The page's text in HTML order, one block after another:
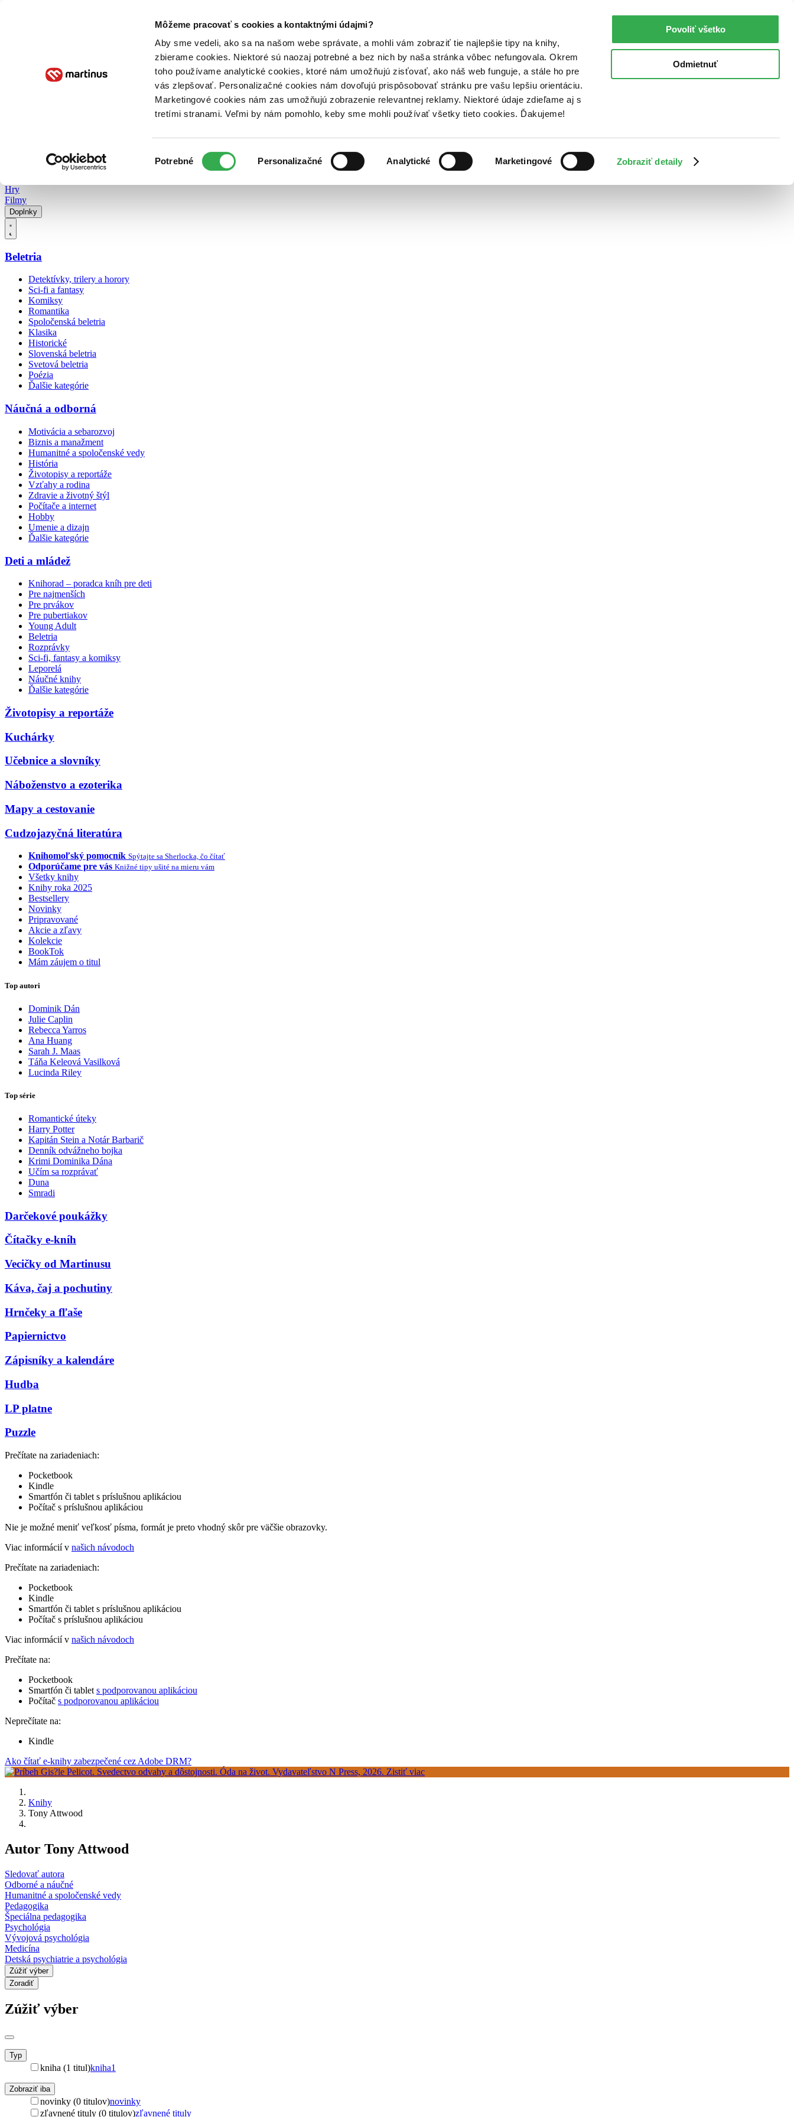
Môžeme pracovať s cookies a kontaktnými údajmi?
Aby sme vedeli, ako sa na našom webe správate, a mohli vám zobraziť tie najlepšie tipy na knihy,
zbierame cookies. Niektoré sú naozaj potrebné a bez nich by naša stránka vôbec nefungovala. Okrem
toho používame analytické cookies, ktoré nám umožňujú zisťovať, ako náš web funguje, a stále ho pre
vás zlepšovať. Personalizačné cookies nám dovoľujú prispôsobovať stránku pre vašu lepšiu orientáciu.
Marketingové cookies nám zas umožňujú zobrazenie relevantnej reklamy. Niektoré údaje zdieľame aj s
tretími stranami. Veľmi by nám pomohlo, keby sme mohli používať všetky tieto cookies. Ďakujeme!
súhlasu
Potrebné Personalizačné Analytické Marketingové Zobraziť detaily
Povoliť všetko
Odmietnuť
Poukážky Kontakt
Hry
Filmy
Doplnky
Beletria
Detektívky, trilery a horory
Sci-fi a fantasy
Komiksy
Romantika
Spoločenská beletria
Klasika
Historické
Slovenská beletria
Svetová beletria
Poézia
Ďalšie kategórie
Náučná a odborná
Motivácia a sebarozvoj
Biznis a manažment
Humanitné a spoločenské vedy
História
Životopisy a reportáže
Vzťahy a rodina
Zdravie a životný štýl
Počítače a internet
Hobby
Umenie a dizajn
Ďalšie kategórie
Deti a mládež
Knihorad – poradca kníh pre deti
Pre najmenších
Pre prvákov
Pre pubertiakov
Young Adult
Beletria
Rozprávky
Sci-fi, fantasy a komiksy
Leporelá
Náučné knihy
Ďalšie kategórie
Životopisy a reportáže
Kuchárky
Učebnice a slovníky
Náboženstvo a ezoterika
Mapy a cestovanie
Cudzojazyčná literatúra
Knihomoľský pomocník Spýtajte sa Sherlocka, čo čítať
Odporúčame pre vás Knižné tipy ušité na mieru vám
Všetky knihy
Knihy roka 2025
Bestsellery
Novinky
Pripravované
Akcie a zľavy
Kolekcie
BookTok
Mám záujem o titul
Top autori
Dominik Dán
Julie Caplin
Rebecca Yarros
Ana Huang
Sarah J. Maas
Táňa Keleová Vasilková
Lucinda Riley
Top série
Romantické úteky
Harry Potter
Kapitán Stein a Notár Barbarič
Denník odvážneho bojka
Krimi Dominika Dána
Učím sa rozprávať
Duna
Smradi
Darčekové poukážky
Čítačky e-kníh
Vecičky od Martinusu
Káva, čaj a pochutiny
Hrnčeky a fľaše
Papiernictvo
Zápisníky a kalendáre
Hudba
LP platne
Puzzle
Prečítate na zariadeniach:
Pocketbook
Kindle
Smartfón či tablet s príslušnou aplikáciou
Počítač s príslušnou aplikáciou
Nie je možné meniť veľkosť písma, formát je preto vhodný skôr pre väčšie obrazovky.
Viac informácií v našich návodoch
Prečítate na zariadeniach:
Pocketbook
Kindle
Smartfón či tablet s príslušnou aplikáciou
Počítač s príslušnou aplikáciou
Viac informácií v našich návodoch
Prečítate na:
Pocketbook
Smartfón či tablet s podporovanou aplikáciou
Počítač s podporovanou aplikáciou
Neprečítate na:
Kindle
Ako čítať e-knihy zabezpečené cez Adobe DRM?
Knihy
Tony Attwood
Autor Tony Attwood
Sledovať autora
Odborné a náučné
Humanitné a spoločenské vedy
Pedagogika
Špeciálna pedagogika
Psychológia
Vývojová psychológia
Medicína
Detská psychiatrie a psychológia
Zúžiť výber
Zoradiť
Zúžiť výber
Typ
kniha (1 titul)kniha1
Zobraziť iba
novinky (0 titulov)novinky
zľavnené tituly (0 titulov)zľavnené tituly